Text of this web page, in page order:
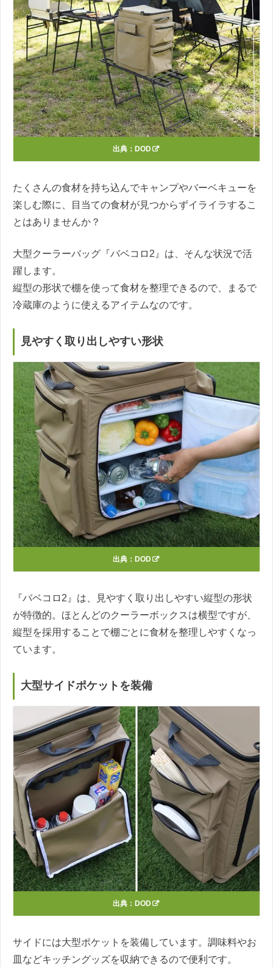
出典： DOD
たくさんの食材を持ち込んでキャンプやバーベキューを
楽しむ際に、目当ての食材が見つからずイライラするこ
とはありませんか？
大型クーラーバッグ『バベコロ2』は、そんな状況で活
躍します。
縦型の形状で棚を使って食材を整理できるので、まるで
冷蔵庫のように使えるアイテムなのです。
見やすく取り出しやすい形状
出典： DOD
『バベコロ2』は、見やすく取り出しやすい縦型の形状
が特徴的。ほとんどのクーラーボックスは横型ですが、
縦型を採用することで棚ごとに食材を整理しやすくなっ
ています。
大型サイドポケットを装備
出典： DOD
サイドには大型ポケットを装備しています。調味料やお
皿などキッチングッズを収納できるので便利です。